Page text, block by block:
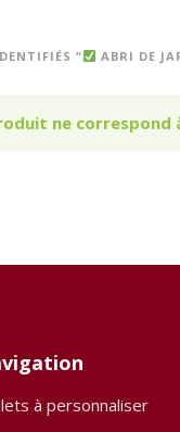
“ ABRI DE
ne correspond
à personnaliser